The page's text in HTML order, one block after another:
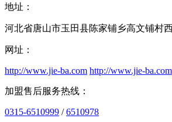
地址：
河北省唐山市玉田县陈家铺乡高文铺村
网址：
http://www.jie-ba.com http://www.jie-ba.com
加盟售后服务热线：
0315-6510999 /6510978